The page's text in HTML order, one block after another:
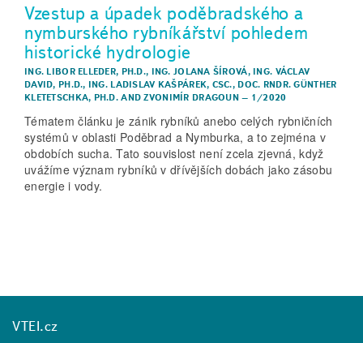
Vzestup a úpadek poděbradského a
nymburského rybníkářství pohledem
historické hydrologie
ING. LIBOR ELLEDER, PH.D., ING. JOLANA ŠÍROVÁ, ING. VÁCLAV
DAVID, PH.D., ING. LADISLAV KAŠPÁREK, CSC., DOC. RNDR. GÜNTHER
KLETETSCHKA, PH.D. ANDZVONIMÍR DRAGOUN– 1/2020
Tématem článku je zánik rybníků anebo celých rybničních
systémů v oblasti Poděbrad a Nymburka, a to zejména v
obdobích sucha. Tato souvislost není zcela zjevná, když
uvážíme význam rybníků v dřívějších dobách jako zásobu
energie i vody.
VTEI.cz